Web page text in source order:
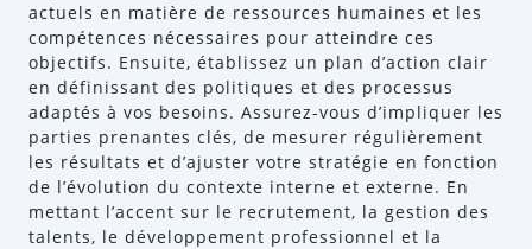
actuels en matière de ressources humaines et les
compétences nécessaires pour atteindre ces
objectifs. Ensuite, établissez un plan d’action clair
en définissant des politiques et des processus
adaptés à vos besoins. Assurez-vous d’impliquer les
parties prenantes clés, de mesurer régulièrement
les résultats et d’ajuster votre stratégie en fonction
de l’évolution du contexte interne et externe. En
mettant l’accent sur le recrutement, la gestion des
talents, le développement professionnel et la